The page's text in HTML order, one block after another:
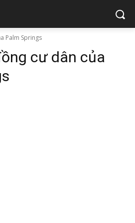
Palm Springs
cư dân của